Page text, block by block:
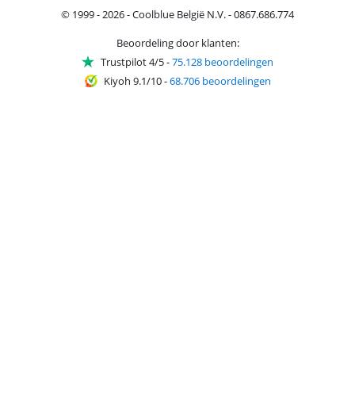
© 1999 - 2026 - Coolblue België N.V. - 0867.686.774
Beoordeling door klanten:
Trustpilot 4/5-75.128 beoordelingen
Kiyoh 9.1/10-68.706 beoordelingen